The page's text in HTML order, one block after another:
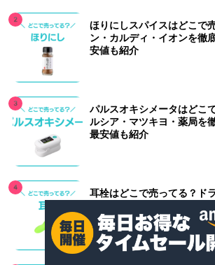
ほりにしスパイスはどこで
ン・カルディ・イオンを徹
安値も紹介
パルスオキシメータはどこ
ルシア・マツキヨ・薬局を
最安値も紹介
耳栓はどこで売ってる？ド